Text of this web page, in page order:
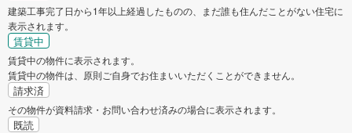
建築工事完了日から1年以上経過したものの、まだ誰も住んだことがない住宅に
表示されます。
賃貸中
賃貸中の物件に表示されます。
賃貸中の物件は、原則ご自身でお住まいいただくことができません。
請求済
その物件が資料請求・お問い合わせ済みの場合に表示されます。
既読